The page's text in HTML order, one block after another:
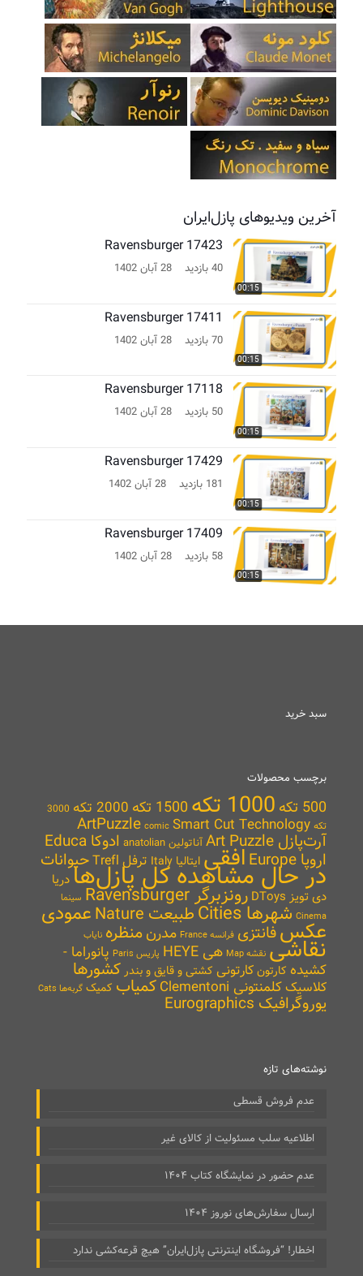
آخرین ویدیوهای پازل‌ایران
00:15
Ravensburger 17423
40 بازدید 28 آبان 1402
00:15
Ravensburger 17411
70 بازدید 28 آبان 1402
00:15
Ravensburger 17118
50 بازدید 28 آبان 1402
00:15
Ravensburger 17429
181 بازدید 28 آبان 1402
00:15
Ravensburger 17409
58 بازدید 28 آبان 1402
سبد خرید
برچسب محصولات
500 تکه 1000 تکه 1500 تکه 2000 تکه
3000
تکه
ArtPuzzle comic Smart Cut Technology
آرت‌پازل Art Puzzle آناتولین anatolian ادوکا Educa
اروپا Europe افقی ایتالیا Italy ترفل Trefl حیواناتدر حال مشاهده کل پازل‌هادریا
دی تویز DToys
رونزبرگر Ravensburger
سینما
Cinema شهرها Cities طبیعت Nature عمودی
عکسفانتزی فرانسه France مدرنمنظره نایاب نقاشی نقشه Map هی HEYE پاریس Paris
پانوراما -
کشیده کارتونکارتونی کشتی و قایق و بندر کشورها
کلاسیککلمنتونی Clementoni کمیاب کمیک گربه‌ها Cats
یوروگرافیک Eurographics
نوشته‌های تازه
عدم فروش قسطی
اطلاعیه سلب مسئولیت از کالای غیر
عدم حضور در نمایشگاه کتاب ۱۴۰۴
ارسال سفارش‌های نوروز ۱۴۰۴
اخطار! “فروشگاه اینترنتی پازل‌ایران” هیچ قرعه‌کشی ندارد